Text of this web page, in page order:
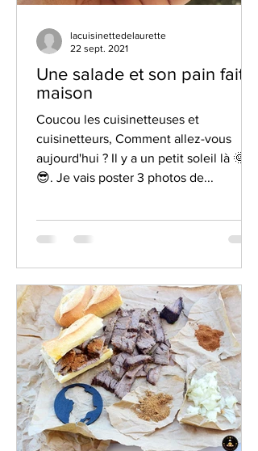
Une salade et son pain fait
maison
Coucou les cuisinetteuses et
cuisinetteurs, Comment allez-vous
aujourd'hui ? Il y a un petit soleil là 🌞
😎. Je vais poster 3 photos de...
lacuisinettedelaurette
22 sept. 2021